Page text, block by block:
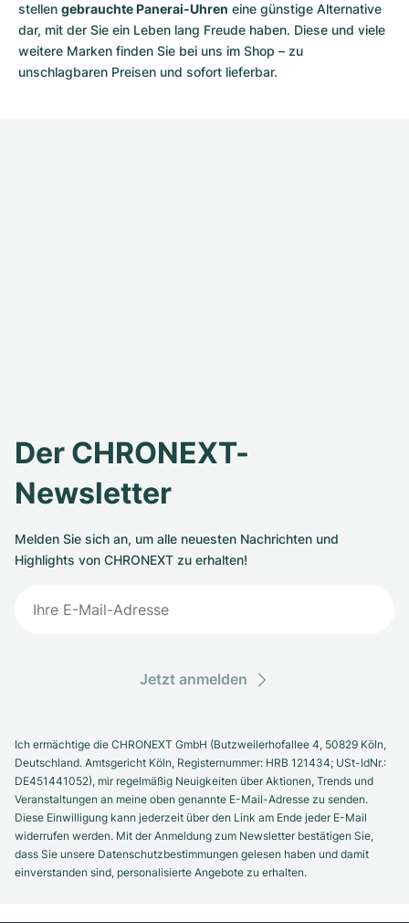
stellen gebrauchte Panerai-Uhren eine günstige Alternative
dar, mit der Sie ein Leben lang Freude haben. Diese und viele
weitere Marken finden Sie bei uns im Shop – zu
unschlagbaren Preisen und sofort lieferbar.
Der CHRONEXT-
Newsletter
Melden Sie sich an, um alle neuesten Nachrichten und
Highlights von CHRONEXT zu erhalten!
Jetzt anmelden
Ich ermächtige die CHRONEXT GmbH (Butzweilerhofallee 4, 50829 Köln,
Deutschland. Amtsgericht Köln, Registernummer: HRB 121434; USt-IdNr.:
DE451441052), mir regelmäßig Neuigkeiten über Aktionen, Trends und
Veranstaltungen an meine oben genannte E-Mail-Adresse zu senden.
Diese Einwilligung kann jederzeit über den Link am Ende jeder E-Mail
widerrufen werden. Mit der Anmeldung zum Newsletter bestätigen Sie,
dass Sie unsere Datenschutzbestimmungen gelesen haben und damit
einverstanden sind, personalisierte Angebote zu erhalten.